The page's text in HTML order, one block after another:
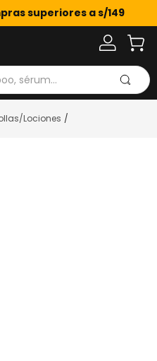
superiores a s/149
sérum...
Lociones